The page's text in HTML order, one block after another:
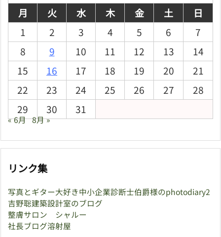
月
火 水 木 金 土
日
1
2 3 4 5 6
7
8
9 10 11 12 13
14
15
16 17 18 19 20
21
22
23 24 25 26 27
28
29
30 31
« 6月 8月 »
リンク集
写真とギター大好き中小企業診断士伯爵様のphotodiary2
吉野聡建築設計室のブログ
整膚サロン シャルー
社長ブログ溶射屋